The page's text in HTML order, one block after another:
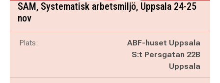
SAM, Systematisk arbetsmiljö, Uppsala 24-25
nov
Plats:
ABF-huset Uppsala
S:t Persgatan 22B
Uppsala